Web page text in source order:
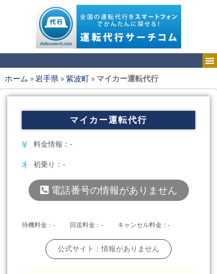
ホーム »岩手県 »紫波町 » マイカー運転代行
マイカー運転代行
料金情報：-
初乗り：-
電話番号の情報がありません
待機料金：- 回送料金：- キャンセル料金：-
公式サイト：情報がありません